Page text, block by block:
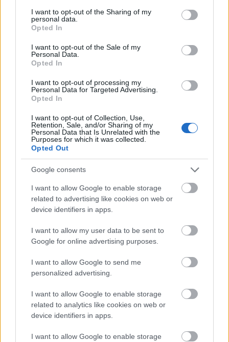
not limited to your visit or usage behaviour. You may click to
grant or deny consent to Google and its third-party tags to
use your data for below specified purposes in below Google
consent section.
I want to opt-out of the Sharing of my
personal data.
Opted In
I want to opt-out of the Sale of my
Personal Data.
Opted In
I want to opt-out of processing my
Personal Data for Targeted Advertising.
Opted In
I want to opt-out of Collection, Use,
Retention, Sale, and/or Sharing of my
Personal Data that Is Unrelated with the
Purposes for which it was collected.
Opted Out
Google consents
I want to allow Google to enable storage
related to advertising like cookies on web or
device identifiers in apps.
I want to allow my user data to be sent to
Google for online advertising purposes.
I want to allow Google to send me
personalized advertising.
I want to allow Google to enable storage
related to analytics like cookies on web or
device identifiers in apps.
I want to allow Google to enable storage
GLAMOUR HOROSZKÓP
Ma könnyen megbírkózol minden
akadállyal - Egymondatos
horoszkóp - szeptember 7. péntek
Itt szerezheted be a magyar
tervezők által készített legmenőbb
darabokat a fesztiválra